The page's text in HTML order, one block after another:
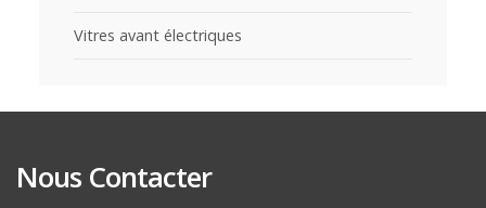
Vitres avant électriques
Nous Contacter